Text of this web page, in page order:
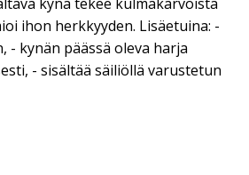
ihon herkkyyden. Lisäetuina: -
- kynän päässä oleva harja
- sisältää säiliöllä varustetun